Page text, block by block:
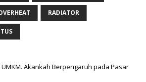
RADIATOR
Akankah Berpengaruh pada Pasar